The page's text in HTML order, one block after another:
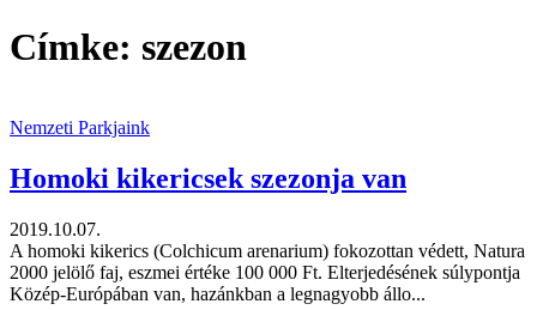
Címke: szezon
Nemzeti Parkjaink
Homoki kikericsek szezonja van
2019.10.07.
A homoki kikerics (Colchicum arenarium) fokozottan védett, Natura
2000 jelölő faj, eszmei értéke 100 000 Ft. Elterjedésének súlypontja
Közép-Európában van, hazánkban a legnagyobb állo...